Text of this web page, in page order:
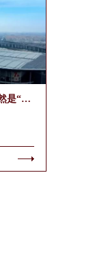
这届进博会，尽显东方女性之美竟然是“她”！